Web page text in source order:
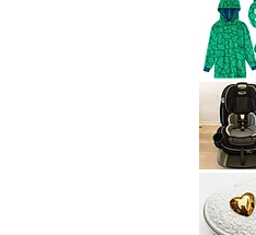
Jogging
Foldable
Eve
Youth
2in1
Sleep
Hoodie
Wearable
Blanket
Cozy
Pillow
Green
Dino
Kid
Saint
Youth
2in1
Sleep
Hoodie
Wearable
Blanket
Pillow
Green
Dino
Kid
Extend2Fit
4-
in-